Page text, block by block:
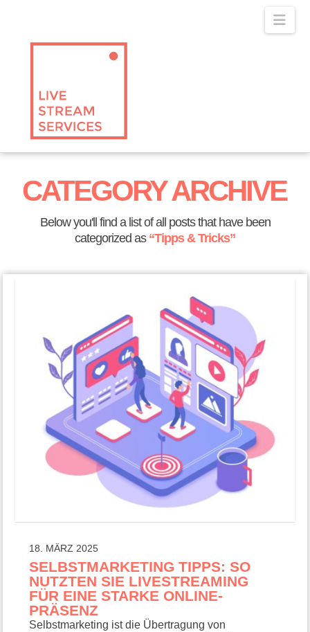
CATEGORY ARCHIVE
Below you'll find a list of all posts that have been
categorized as “Tipps & Tricks”
18. MÄRZ 2025
SELBSTMARKETING TIPPS: SO
NUTZTEN SIE LIVESTREAMING
FÜR EINE STARKE ONLINE-
PRÄSENZ
Selbstmarketing ist die Übertragung von